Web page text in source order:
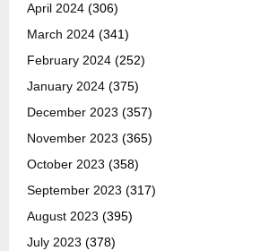
April 2024 (306)
March 2024 (341)
February 2024 (252)
January 2024 (375)
December 2023 (357)
November 2023 (365)
October 2023 (358)
September 2023 (317)
August 2023 (395)
July 2023 (378)